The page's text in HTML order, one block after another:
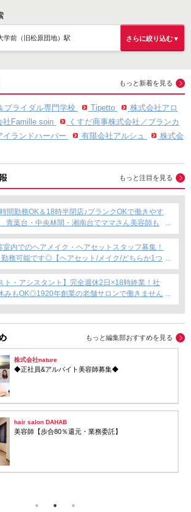
学前（旧松原団地）駅 さらに絞り込む▼
もっと新着を見る
ブライダル専門学校 Tipetto
株式会社アロ
社Famille soin
くすだ商事株式会社／ブランカ
イランドハーバー 有限会社アルシュ
株式会
もっと注目を見る
間勤務OK＆18時半閉店♪ブランクOKで働きやす
青葉台・中央林間・湘南台でママさん美容師も
内でのヘアメイク・ヘアセットスタッフ募集！
務可能です◎【ヘアセット/メイク/どちらか1つ
フリーランス・Wワーク・時短勤務もOK★
ト・アシスタント】完全週休2日×18時終業！社
みもOK◎1920年創業の老舗サロンで働きません
もっと編集部おすすめを見る
株式会社nature
◆正社員&アルバイト美容師募集◆
hair salon DAHAB
美容師【歩合80％還元・業務委託】